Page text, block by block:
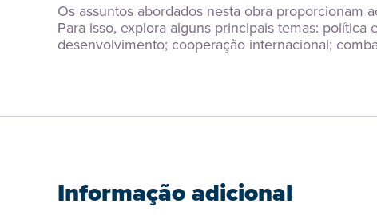
Os assuntos abordados nesta obra proporcionam
Para isso, explora alguns principais temas:
desenvolvimento; cooperação internacional;
Informação adicional